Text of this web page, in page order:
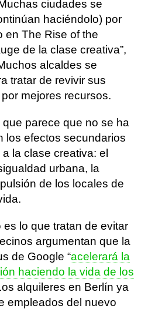
ciudades se
haciéndolo) por
en The Rise of the
de la clase creativa”,
alcaldes se
tratar de revivir sus
mejores recursos.
parece que no se ha
los efectos secundarios
la clase creativa: el
urbana, la
de los locales de
lo que tratan de evitar
argumentan que la
de Google “acelerará la
haciendo la vida de los
alquileres en Berlín ya
empleados del nuevo